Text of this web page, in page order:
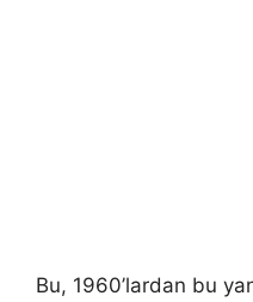
Bu, 1960’lardan bu